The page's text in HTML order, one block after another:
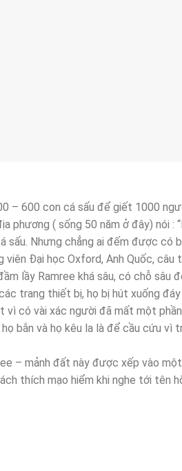
– 600 con cá sấu để giết 1000
phương ( sống 50 năm ở đây) nói
Nhưng chẳng ai đếm được có
viên Đại học Oxford, Anh Quốc,
lầy Ramree khá sâu, có chỗ sâu
trang thiết bị, họ bị hút xuống
vì có vài xác người đã mất một
bắn và họ kêu la là để cầu cứu vì
– mảnh đất này được xếp vào
thích mạo hiểm khi nghe tới tên